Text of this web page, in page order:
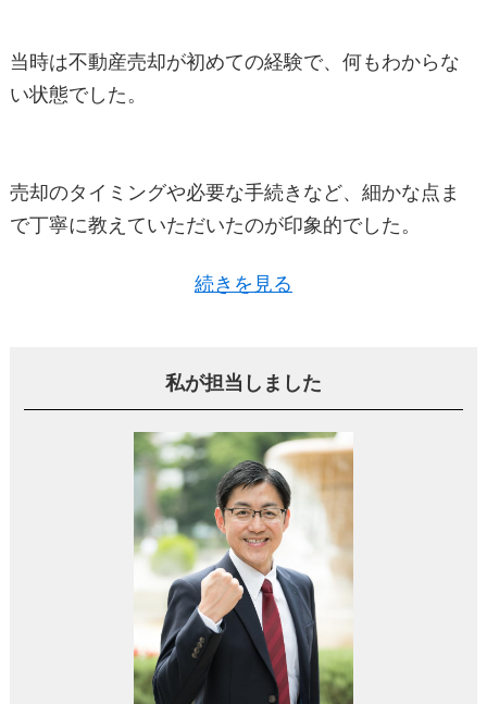
当時は不動産売却が初めての経験で、何もわからな
い状態でした。
売却のタイミングや必要な手続きなど、細かな点ま
で丁寧に教えていただいたのが印象的でした。
いう強い印象を受けました。
初めての不動産売却という不安な体験が、あおぞら
不動産さんのおかげで安心できるものになったんで
マンション買い替えを決断した理由
続きを見る
私が担当しました